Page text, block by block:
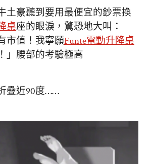
豪聽到要用最便宜的鈔票換
桌座的眼淚，驚恐地大叫：
市值！我寧願Funte電動升降桌
」腰部的考驗極高
近90度……